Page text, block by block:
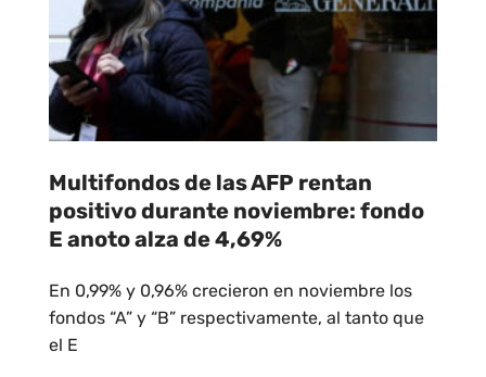
Multifondos de las AFP rentan
positivo durante noviembre: fondo
E anoto alza de 4,69%
En 0,99% y 0,96% crecieron en noviembre los
fondos “A” y “B” respectivamente, al tanto que
el E